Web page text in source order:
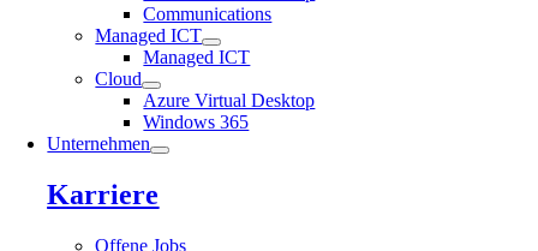
Communications
Managed ICT
Managed ICT
Cloud
Azure Virtual Desktop
Windows 365
Unternehmen
Karriere
Offene Jobs